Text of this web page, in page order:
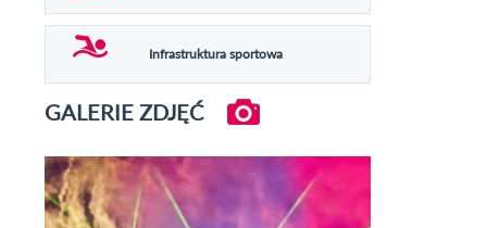
Infrastruktura sportowa
GALERIE ZDJĘĆ